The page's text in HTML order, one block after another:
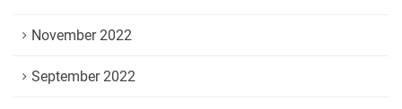
November 2022
September 2022